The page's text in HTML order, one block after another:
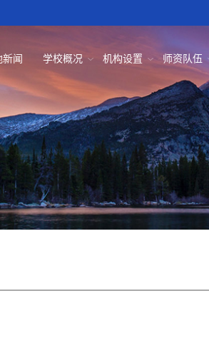
闻 学校概况 机构设置 师资队伍